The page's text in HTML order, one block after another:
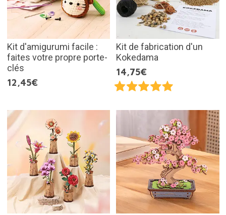
Kit d'amigurumi facile :
faites votre propre porte-
clés
12,45€
Kit de fabrication d'un
Kokedama
14,75€